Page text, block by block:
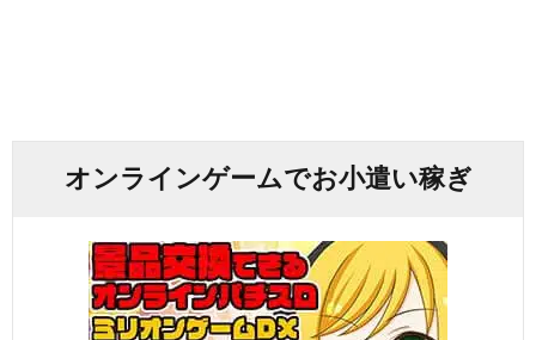
オンラインゲームでお小遣い稼ぎ